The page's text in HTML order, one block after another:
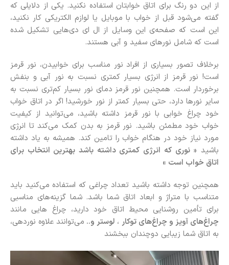
از این دو رنگ برای اتاق خوابتان استفاده نکنید. یکی از دلایلی که
گفته می‌شود قبل از خواب با موبایل یا لوازم الکتریکی کار نکنید،
این است که صفحه‌ی این وسایل از ال ای دی‌هایی تشکیل شده
است که شامل نورهای سفید و آبی هستند.
برخلاف تصور بسیاری از افراد نور مناسب برای خوابیدن، نور قرمز
است! نور قرمز از انرژی بسیار کمتری نسبت به نور آبی و بنفش
برخوردار است. همچنین نور قرمز دمای نور بسیار کم‌تری نسبت به
سایر نورها دارد، حتی بسیار کمتر از نور خورشید! اگر در اتاق خواب
خود چراغ خوابی با نور قرمز داشته باشید، می‌توانید از کیفیت
خواب خود مطمئن باشید. نور قرمز به بدن کمک می‌کند تا انرژی
مورد نیاز خود در هنگام خواب را تامین کند. همیشه به یاد داشته
باشید « نوری که انرژی کمتری داشته باشد بهترین انتخاب برای
اتاق خواب است »
همچنین توجه داشته باشید تعداد چراغی که استفاده می‌کنید باید
متناسب با متراژ و ابعاد اتاق شما باشد. شما گزینه‌های مناسبی
برای تأمین روشنایی محیط اتاق خود دارید، چراغ هایی مانند
چراغ‌های آویز و چراغ‌های توکار ، لوستر و.. می‌توانند علاوه نوردهی،
به اتاق شما زیبایی دوچندان ببخشند